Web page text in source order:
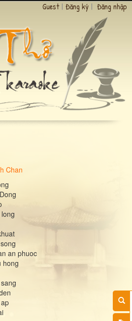
Guest | Đăng ký | Đăng nhập
Chan
an phuoc
hong